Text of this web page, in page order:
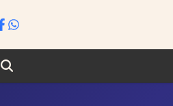
Search